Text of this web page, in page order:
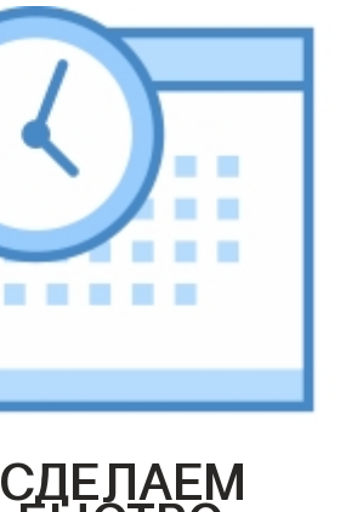
СДЕЛАЕМ